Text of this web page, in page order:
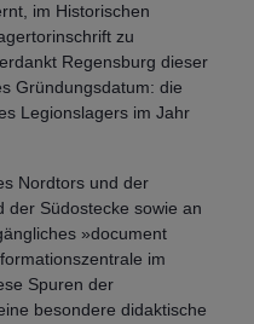
im Historischen
zu
Regensburg dieser
Gründungsdatum: die
Legionslagers im Jahr
Nordtors und der
der Südostecke sowie an
»document
im
Spuren der
besondere didaktische